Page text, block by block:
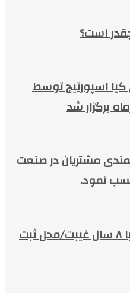
است؟
اسپورتیج توسط
برگزار شد
مشتریان در صنعت
نمود.
طرح انصار ویژه سربازان با ۸ سال غیبت/محل ثبت